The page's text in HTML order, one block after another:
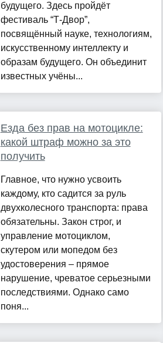
будущего. Здесь пройдёт
фестиваль “Т-Двор”,
посвящённый науке, технологиям,
искусственному интеллекту и
образам будущего. Он объединит
известных учёны...
Езда без прав на мотоцикле:
какой штраф можно за это
получить
Главное, что нужно усвоить
каждому, кто садится за руль
двухколесного транспорта: права
обязательны. Закон строг, и
управление мотоциклом,
скутером или мопедом без
удостоверения – прямое
нарушение, чреватое серьезными
последствиями. Однако само
поня...